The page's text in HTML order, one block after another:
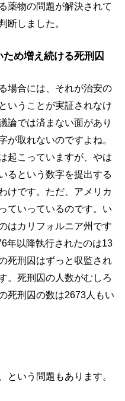
薬物の問題が解決されて
断しました。
め増え続ける死刑囚
場合には、それが治安の
いうことが実証されなけ
論では済まない面があり
が取れないのですよね。
起こっていますが、やは
るという数字を提出する
けです。ただ、アメリカ
ていっているのです。い
はカリフォルニア州です
年以降執行されたのは13
死刑囚はずっと収監され
。死刑囚の人数がむしろ
死刑囚の数は2673人もい
という問題もあります。